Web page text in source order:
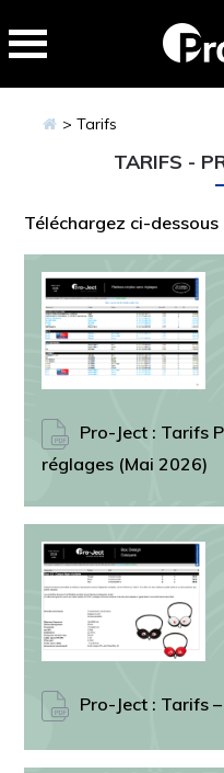
à
principale
au
> Tarifs
TARIFS -
Téléchargez ci-
Pro-Ject : Tarifs
réglages (Mai 2026)
Pro-Ject : Tarifs